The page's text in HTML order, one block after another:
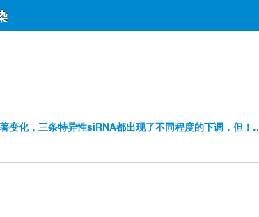
化，三条特异性siRNA都出现了不同程度的下调，但